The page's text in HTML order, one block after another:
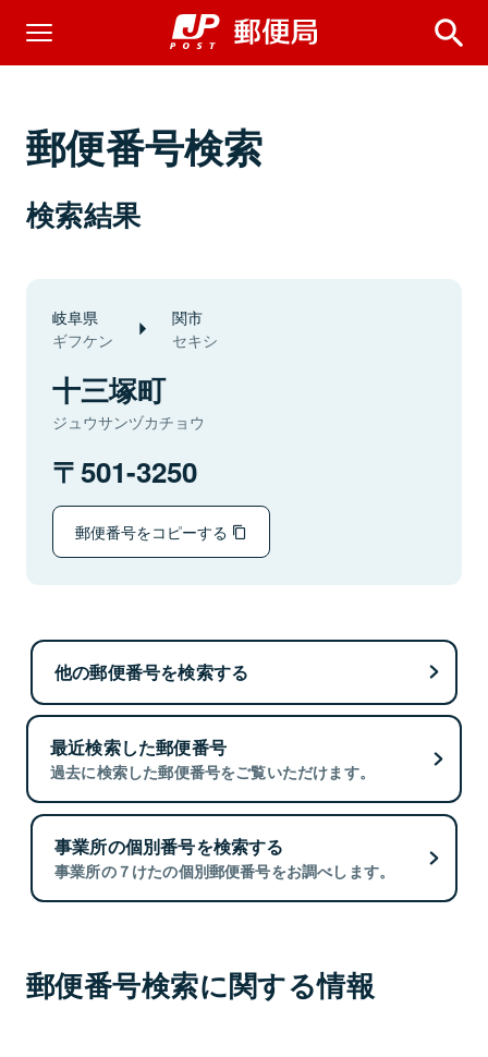
郵便番号検索
検索結果
岐阜県
ギフケン
関市
セキシ
十三塚町
ジュウサンヅカチョウ
501-3250
郵便番号をコピーする
他の郵便番号を検索する
最近検索した郵便番号
過去に検索した郵便番号をご覧いただけます。
事業所の個別番号を検索する
事業所の７けたの個別郵便番号をお調べします。
郵便番号検索に関する情報